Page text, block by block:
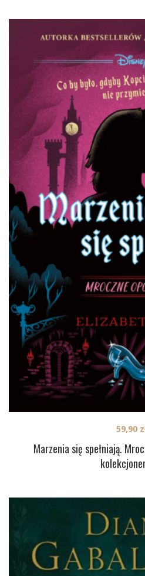
Marzenia się spełniają.
59,90